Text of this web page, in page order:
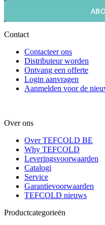
Contact
Contacteer ons
Distributeur worden
Ontvang een offerte
Login aanvragen
Aanmelden voor de
Over ons
Over TEFCOLD BE
Why TEFCOLD
Leveringsvoorwaarden
Catalogi
Service
Garantievoorwaarden
TEFCOLD nieuws
Productcategorieën